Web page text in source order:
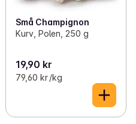
Små Champignon
Kurv, Polen, 250 g
19,90 kr
79,60 kr /kg